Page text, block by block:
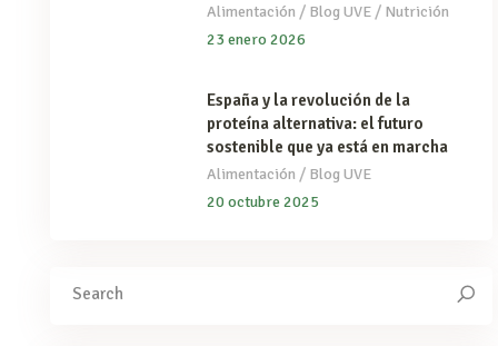
Alimentación / Blog UVE/ Nutrición
23 enero 2026
España y la revolución de la
proteína alternativa: el futuro
sostenible que ya está en marcha
Alimentación / Blog UVE
20 octubre 2025